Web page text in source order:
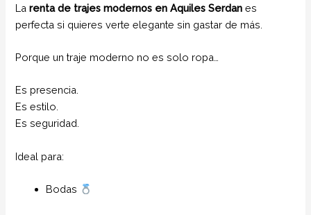
Larenta de trajes modernos en Aquiles Serdanes
perfecta si quieres verte elegante sin gastar de más.
Porque un traje moderno no es solo ropa…
Es presencia.
Es estilo.
Es seguridad.
Ideal para:
Bodas